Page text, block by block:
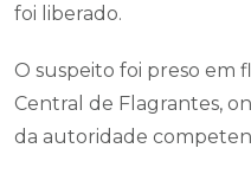
foi liberado.
O suspeito foi preso em
Central de Flagrantes,
da autoridade